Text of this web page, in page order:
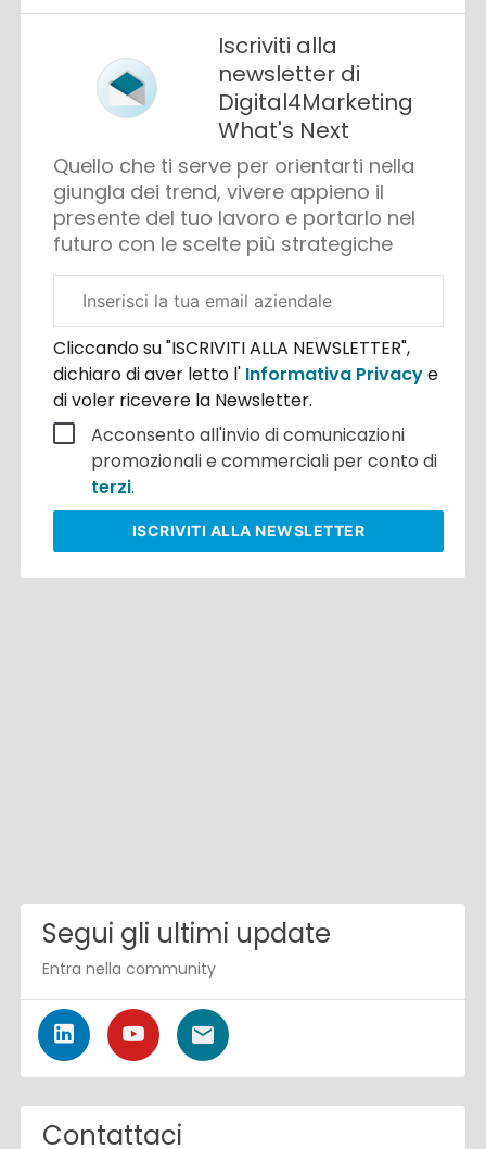
Iscriviti alla
newsletter di
Digital4Marketing
What's Next
Quello che ti serve per orientarti nella
giungla dei trend, vivere appieno il
presente del tuo lavoro e portarlo nel
futuro con le scelte più strategiche
aziendale
Cliccando su "ISCRIVITI ALLA NEWSLETTER",
dichiaro di aver letto l' Informativa Privacye
di voler ricevere la Newsletter.
Acconsento all'invio di comunicazioni
promozionali e commerciali per conto di
terzi.
ISCRIVITI ALLA NEWSLETTER
Segui gli ultimi update
Entra nella community
Contattaci